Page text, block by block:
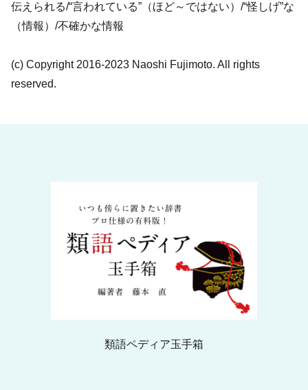
伝えられる/“言われている”（ほど～ではない）/“怪しげ”な
（情報）/不確かな情報
(c) Copyright 2016-2023 Naoshi Fujimoto. All rights
reserved.
類語ペディア玉手箱